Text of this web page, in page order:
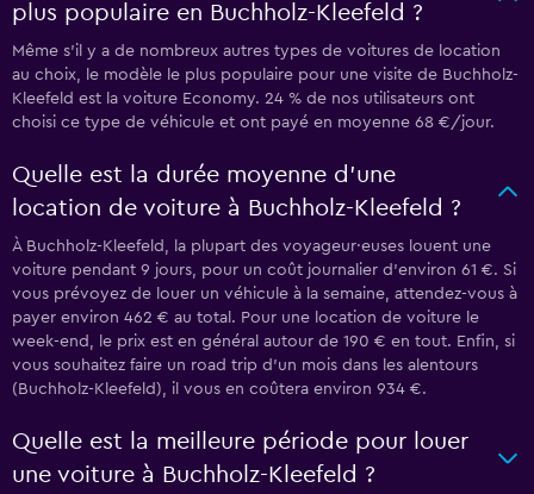
plus populaire en Buchholz-Kleefeld ?
Même s'il y a de nombreux autres types de voitures de location
au choix, le modèle le plus populaire pour une visite de Buchholz-
Kleefeld est la voiture Economy. 24 % de nos utilisateurs ont
choisi ce type de véhicule et ont payé en moyenne 68 €/jour.
Quelle est la durée moyenne d’une
location de voiture à Buchholz-Kleefeld ?
À Buchholz-Kleefeld, la plupart des voyageur·euses louent une
voiture pendant 9 jours, pour un coût journalier d’environ 61 €. Si
vous prévoyez de louer un véhicule à la semaine, attendez-vous à
payer environ 462 € au total. Pour une location de voiture le
week-end, le prix est en général autour de 190 € en tout. Enfin, si
vous souhaitez faire un road trip d’un mois dans les alentours
(Buchholz-Kleefeld), il vous en coûtera environ 934 €.
Quelle est la meilleure période pour louer
une voiture à Buchholz-Kleefeld ?